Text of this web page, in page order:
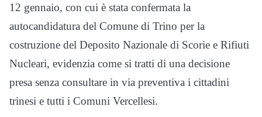
12 gennaio, con cui è stata confermata la
autocandidatura del Comune di Trino per la
costruzione del Deposito Nazionale di Scorie e Rifiuti
Nucleari, evidenzia come si tratti di una decisione
presa senza consultare in via preventiva i cittadini
trinesi e tutti i Comuni Vercellesi.